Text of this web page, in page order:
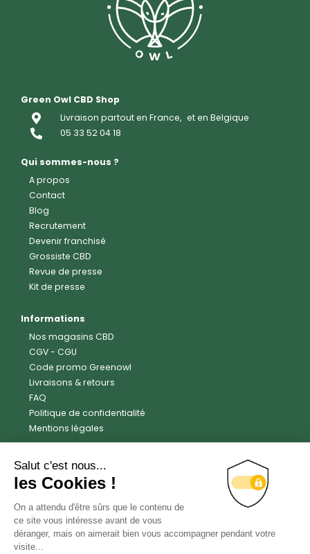
Green Owl CBD Shop
Livraison partout en France, et en Belgique
05 33 52 04 18
Qui sommes-nous ?
A propos
Contact
Blog
Recrutement
Devenir franchisé
Grossiste CBD
Revue de presse
Kit de presse
Informations
Nos magasins CBD
CGV- CGU
Code promo Greenowl
Livraisons & retours
FAQ
Politique de confidentialité
Mentions légales
Avis clients
Trustpilot